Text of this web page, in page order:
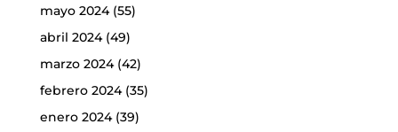
mayo 2024(55)
abril 2024(49)
marzo 2024(42)
febrero 2024(35)
enero 2024(39)